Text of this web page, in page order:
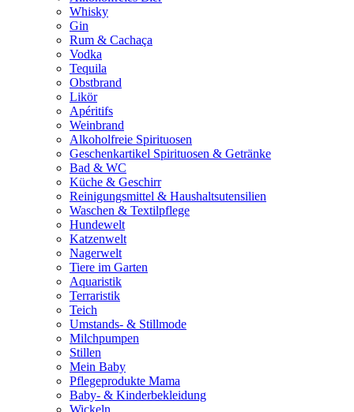
Whisky
Gin
Rum & Cachaça
Vodka
Tequila
Obstbrand
Likör
Apéritifs
Weinbrand
Alkoholfreie Spirituosen
Geschenkartikel Spirituosen & Getränke
Bad & WC
Küche & Geschirr
Reinigungsmittel & Haushaltsutensilien
Waschen & Textilpflege
Hundewelt
Katzenwelt
Nagerwelt
Tiere im Garten
Aquaristik
Terraristik
Teich
Umstands- & Stillmode
Milchpumpen
Stillen
Mein Baby
Pflegeprodukte Mama
Baby- & Kinderbekleidung
Wickeln